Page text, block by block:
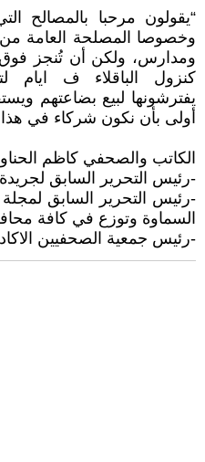
“يقولون مرحبا بالمصالح
وخصوصا المصلحة العامة
ومدارس، ولكن أن تُنجز فوق
كنزول الباقلاء ف ايام
يفترشونها لبيع بضاعتهم
أولى بأن نكون شركاء في هذا
الكاتب والصحفي كاظم
-رئيس التحرير السابق لجريدة
-رئيس التحرير السابق
السماوة وتوزع في كافة
-رئيس جمعية الصحفيين